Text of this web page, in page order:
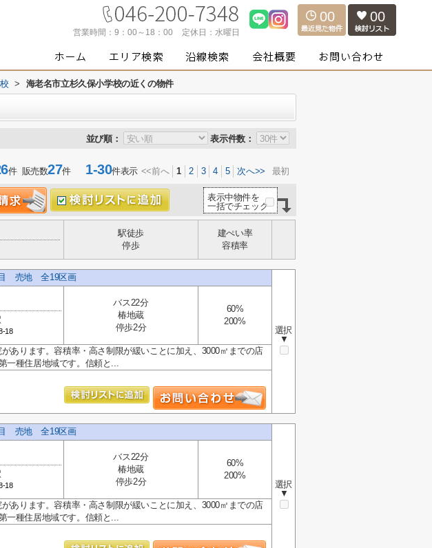
営業時間： 9：00～18：00 定休日： 水曜日
00 00
> 海老名市立杉久保小学校の近くの物件
並び順： 表示件数：
件 販売数27件1-30件表示 <<前へ 1 2 3 4 5 次へ>> 最初
表示中物件を
一括でチェック
駅徒歩
停歩
建ぺい率
容積率
目 売地 全19区画
選択
▼
18
バス22分
椿地蔵
停歩2分
60%
200%
あります。容積率・高さ制限が緩いことに加え、3000㎡までの店
一種住居地域です。信頼と...
目 売地 全19区画
選択
▼
18
バス22分
椿地蔵
停歩2分
60%
200%
あります。容積率・高さ制限が緩いことに加え、3000㎡までの店
一種住居地域です。信頼と...